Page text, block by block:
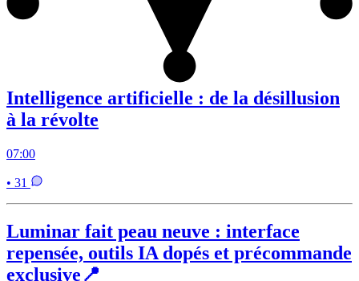
Intelligence artificielle : de la désillusion
à la révolte
07:00
• 31
Luminar fait peau neuve : interface
repensée, outils IA dopés et précommande
exclusive📍